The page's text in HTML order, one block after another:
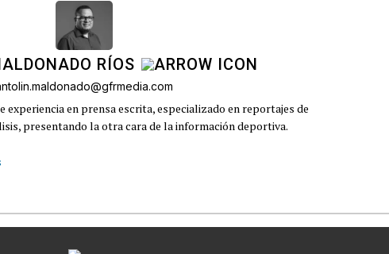
RÍOS
experiencia en prensa escrita, especializado en reportajes de
presentando la otra cara de la información deportiva.